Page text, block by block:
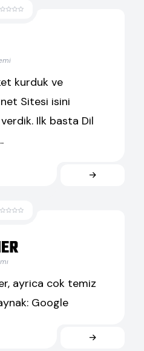
kurduk ve
Sitesi isini
Ilk basta Dil
ayrica cok temiz
Google